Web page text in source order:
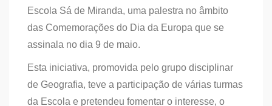
Escola Sá de Miranda, uma palestra no âmbito
das Comemorações do Dia da Europa que se
assinala no dia 9 de maio.
Esta iniciativa, promovida pelo grupo disciplinar
de Geografia, teve a participação de várias turmas
da Escola e pretendeu fomentar o interesse, o